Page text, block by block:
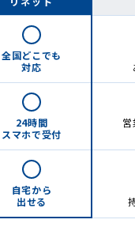
全国どこでも
対応
24時間
スマホで受付
営
自宅から
出せる